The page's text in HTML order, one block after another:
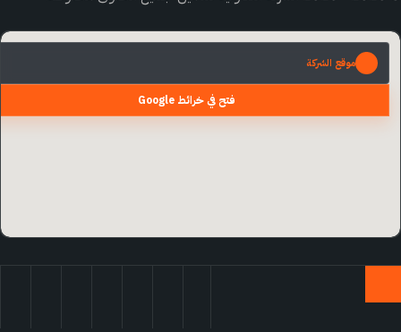
موقع الشركة
فتح في خرائط Google